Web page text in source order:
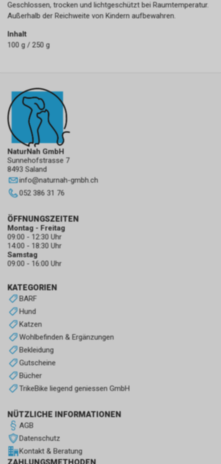
Geschlossen, trocken und lichtgeschützt bei Raumtemperatur.
Außerhalb der Reichweite von Kindern aufbewahren.
Inhalt
100 g / 250 g
NaturNah GmbH
Sunnehofstrasse 7
8493 Saland
info@naturnah-gmbh.ch
052 386 31 76
KATEGORIEN
BARF
Hund
Katzen
Wohlbefinden & Ergänzungen
Bekleidung
Gutscheine
Bücher
TrikeBike liegend geniessen GmbH
NÜTZLICHE INFORMATIONEN
AGB
Datenschutz
Kontakt & Beratung
ÖFFNUNGSZEITEN
Montag - Freitag
09:00 - 12:30 Uhr
14:00 - 18:30 Uhr
Samstag
09:00 - 16:00 Uhr